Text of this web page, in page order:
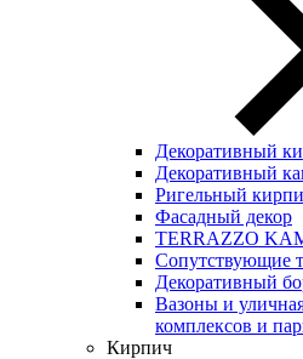
Декоративный
Декоративный
Ригельный
Фасадный декор
TERRAZZO
Сопутствующие
Декоративный
Вазоны и
комплексов и
Кирпич